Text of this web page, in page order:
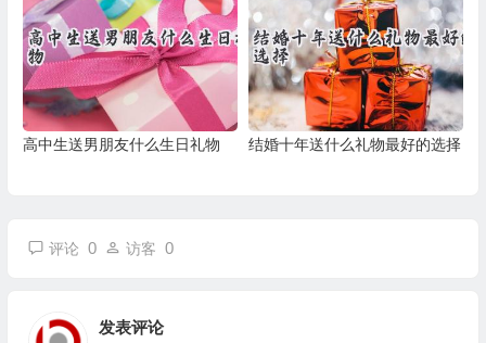
高中生送男朋友什么生日礼物 结婚十年送什么礼物最好的选择
评论 0 访客 0
发表评论